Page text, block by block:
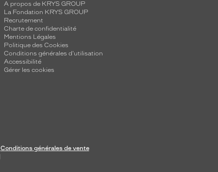
A propos de KRYS GROUP
La Fondation KRYS GROUP
Recrutement
Charte de confidentialité
Mentions Légales
Politique des Cookies
Conditions générales d'utilisation
Accessibilité
Gérer les cookies
Conditions générales de vente